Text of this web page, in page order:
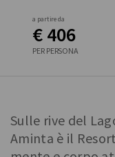
a partire da
€ 406
PER PERSONA
Sulle rive del
Aminta è il